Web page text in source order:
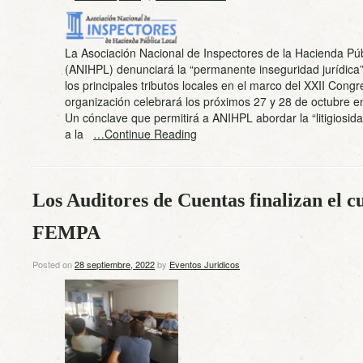
La Asociación Nacional de Inspectores de la Hacienda
(ANIHPL) denunciará la “permanente inseguridad
los principales tributos locales en el marco del XXII
organización celebrará los próximos 27 y 28 de octubre
Un cónclave que permitirá a ANIHPL abordar la
a la …Continue Reading
Los Auditores de Cuentas finalizan el
FEMPA
Posted on28 septiembre, 2022by Eventos Juridicos